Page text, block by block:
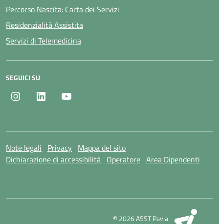
Percorso Nascita: Carta dei Servizi
Residenzialità Assistita
Servizi di Telemedicina
SEGUICI SU
Instagram LinkedIn
Note legali Privacy Mappa del sito
Dichiarazione di accessibilità Operatore Area Dipendenti
© 2026 ASST Pavia